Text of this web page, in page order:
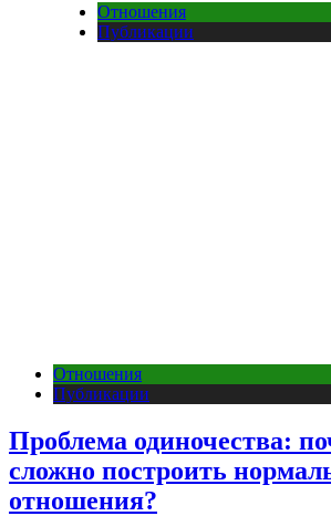
Отношения
Публикации
Отношения
Публикации
Проблема одиночества:
сложно построить
отношения?